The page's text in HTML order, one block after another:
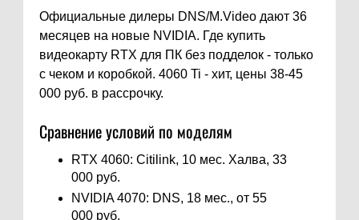
Официальные дилеры DNS/M.Video дают 36
месяцев на новые NVIDIA. Где купить
видеокарту RTX для ПК без подделок - только
с чеком и коробкой. 4060 Ti - хит, цены 38-45
000 руб. в рассрочку.
Сравнение условий по моделям
RTX 4060: Citilink, 10 мес. Халва, 33
000 руб.
NVIDIA 4070: DNS, 18 мес., от 55
000 руб.